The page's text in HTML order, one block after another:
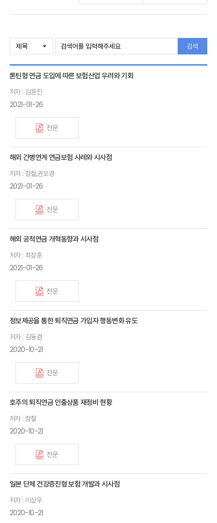
해외보험금융동향(종간)
검색
톤틴형 연금 도입에 따른 보험산업 우려와 기회
저자 : 김윤진
2021-01-26
전문
해외 간병연계 연금보험 사례와 시사점
저자 : 장철,권오경
2021-01-26
전문
해외 공적연금 개혁동향과 시사점
저자 : 최장훈
2021-01-26
전문
정보제공을 통한 퇴직연금 가입자 행동변화 유도
저자 : 김동겸
2020-10-21
전문
호주의 퇴직연금 인출상품 재정비 현황
저자 : 장철
2020-10-21
전문
일본 단체 건강증진형 보험 개발과 시사점
저자 : 이상우
2020-10-21